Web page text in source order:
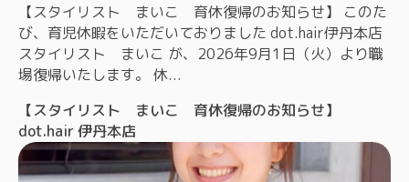
【スタイリスト まいこ 育休復帰のお知らせ】 このた
び、育児休暇をいただいておりました dot.hair伊丹本店
スタイリスト まいこ が、2026年9月1日（火）より職
場復帰いたします。 休...
【スタイリスト まいこ 育休復帰のお知らせ】
dot.hair 伊丹本店